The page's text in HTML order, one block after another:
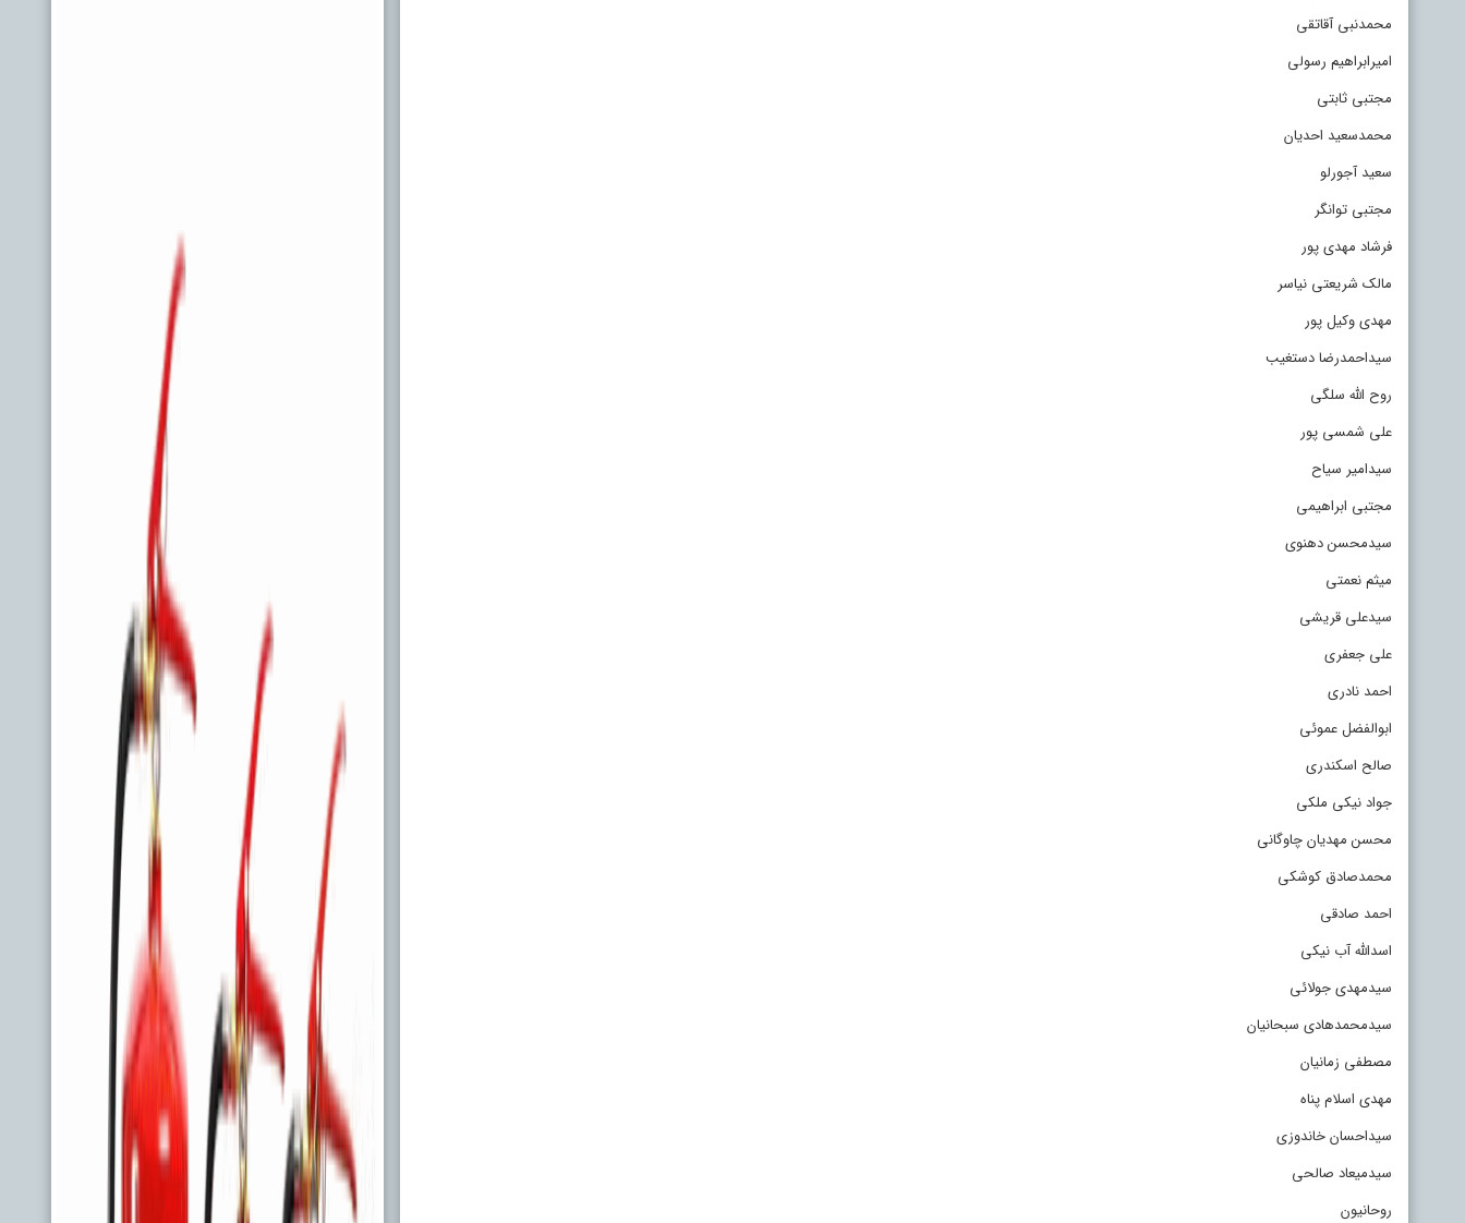
محمدنبی آقاتقی
امیرابراهیم رسولی
مجتبی ثابتی
محمدسعید احدیان
سعید آجورلو
مجتبی توانگر
فرشاد مهدی پور
مالک شریعتی نیاسر
مهدی وکیل پور
سیداحمدرضا دستغیب
روح الله سلگی
علی شمسی پور
سیدامیر سیاح
مجتبی ابراهیمی
سیدمحسن دهنوی
میثم نعمتی
سیدعلی قریشی
علی جعفری
احمد نادری
ابوالفضل عموئی
صالح اسکندری
جواد نیکی ملکی
محسن مهدیان چاوگانی
محمدصادق کوشکی
احمد صادقی
اسدالله آب نیکی
سیدمهدی جولائی
سیدمحمدهادی سبحانیان
مصطفی زمانیان
مهدی اسلام پناه
سیداحسان خاندوزی
سیدمیعاد صالحی
روحانیون